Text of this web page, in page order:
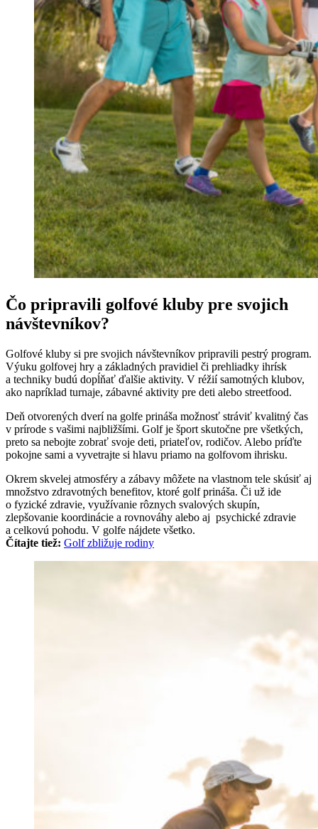
Čo pripravili golfové kluby pre svojich
návštevníkov?
Golfové kluby si pre svojich návštevníkov pripravili pestrý program.
Výuku golfovej hry a základných pravidiel či prehliadky ihrísk
a techniky budú dopĺňať ďalšie aktivity. V réžií samotných klubov,
ako napríklad turnaje, zábavné aktivity pre deti alebo streetfood.
Deň otvorených dverí na golfe prináša možnosť stráviť kvalitný čas
v prírode s vašimi najbližšími. Golf je šport skutočne pre všetkých,
preto sa nebojte zobrať svoje deti, priateľov, rodičov. Alebo príďte
pokojne sami a vyvetrajte si hlavu priamo na golfovom ihrisku.
Okrem skvelej atmosféry a zábavy môžete na vlastnom tele skúsiť aj
množstvo zdravotných benefitov, ktoré golf prináša. Či už ide
o fyzické zdravie, využívanie rôznych svalových skupín,
zlepšovanie koordinácie a rovnováhy alebo aj psychické zdravie
a celkovú pohodu. V golfe nájdete všetko.
Čítajte tiež: Golf zbližuje rodiny